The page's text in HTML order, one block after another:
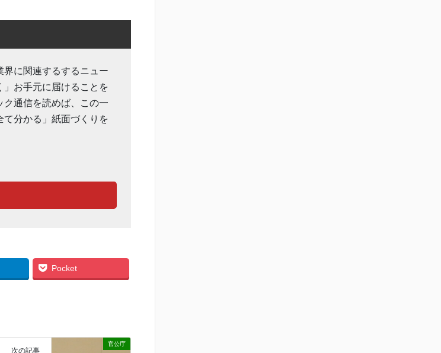
界に関連するするニュー
」お手元に届けることを
ク通信を読めば、この一
て分かる」紙面づくりを
Pocket
官公庁
次の記事